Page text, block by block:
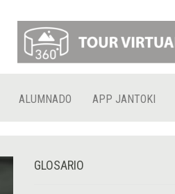
ALUMNADO APP JANTOKI
GLOSARIO